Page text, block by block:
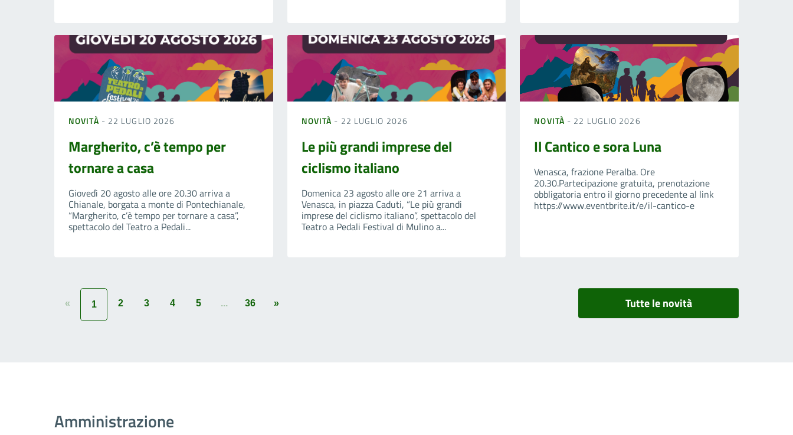
NOVITÀ - 22 LUGLIO 2026
Margherito, c’è tempo per
tornare a casa
Giovedì 20 agosto alle ore 20.30 arriva a
Chianale, borgata a monte di Pontechianale,
“Margherito, c’è tempo per tornare a casa”,
spettacolo del Teatro a Pedali...
NOVITÀ - 22 LUGLIO 2026
Le più grandi imprese del
ciclismo italiano
Domenica 23 agosto alle ore 21 arriva a
Venasca, in piazza Caduti, “Le più grandi
imprese del ciclismo italiano”, spettacolo del
Teatro a Pedali Festival di Mulino a...
NOVITÀ - 22 LUGLIO 2026
Il Cantico e sora Luna
Venasca, frazione Peralba. Ore
20.30.Partecipazione gratuita, prenotazione
obbligatoria entro il giorno precedente al link
https://www.eventbrite.it/e/il-cantico-e
« 1 2 3 4 5 ... 36 » Tutte le novità
Amministrazione